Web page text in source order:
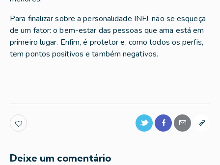
Para finalizar sobre a personalidade INFJ, não se esqueça
de um fator: o bem-estar das pessoas que ama está em
primeiro lugar. Enfim, é protetor e, como todos os perfis,
tem pontos positivos e também negativos.
Deixe um comentário